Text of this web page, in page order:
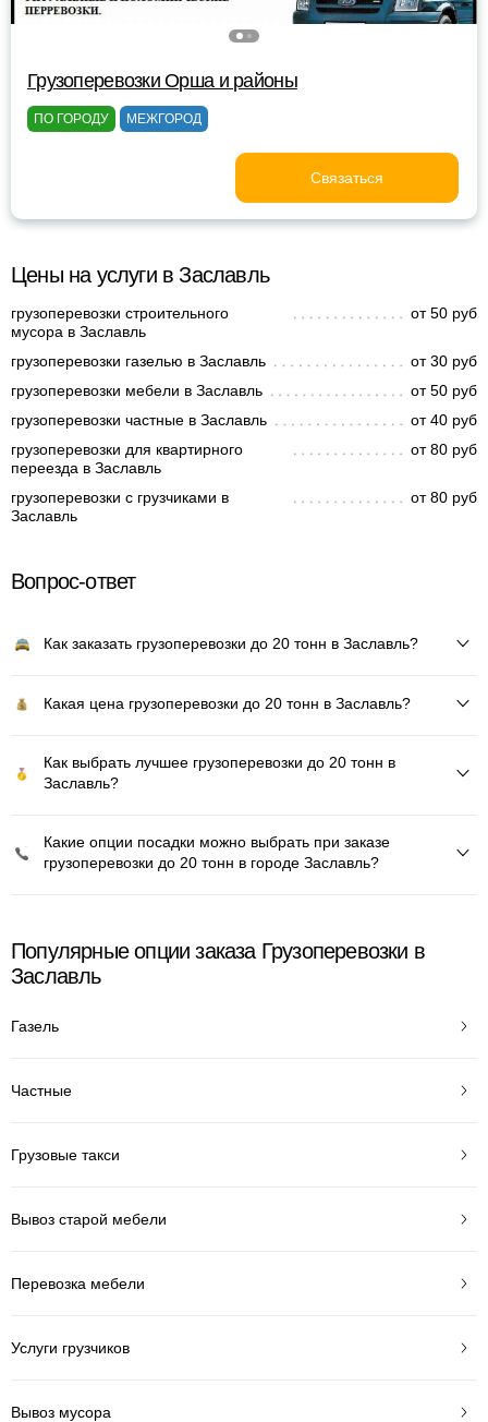
Грузоперевозки Орша и районы
ПО ГОРОДУ МЕЖГОРОД
Связаться
Цены на услуги в Заславль
грузоперевозки строительного
мусора в Заславль
от 50 руб
грузоперевозки газелью в Заславль
от 30 руб
грузоперевозки мебели в Заславль
от 50 руб
грузоперевозки частные в Заславль
от 40 руб
грузоперевозки для квартирного
переезда в Заславль
от 80 руб
грузоперевозки с грузчиками в
Заславль
от 80 руб
Вопрос-ответ
Как заказать грузоперевозки до 20 тонн в Заславль?
Какая цена грузоперевозки до 20 тонн в Заславль?
Как выбрать лучшее грузоперевозки до 20 тонн в
Заславль?
Какие опции посадки можно выбрать при заказе
грузоперевозки до 20 тонн в городе Заславль?
Популярные опции заказа Грузоперевозки в
Заславль
Газель
Частные
Грузовые такси
Вывоз старой мебели
Перевозка мебели
Услуги грузчиков
Вывоз мусора